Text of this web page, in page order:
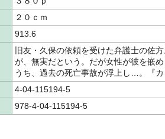
２０ｃｍ
913.6
旧友・久保の依頼を受けた弁護士の佐
が、無実だという。だが女性が彼を嵌
うち、過去の死亡事故が浮上し…。『
4-04-115194-5
978-4-04-115194-5